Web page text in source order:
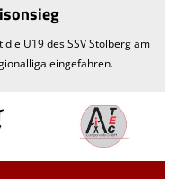
U19 des SSV Stolberg am
eingefahren.